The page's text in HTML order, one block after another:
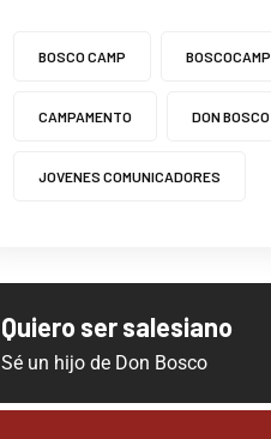
BOSCO CAMP BOSCOCAMP
CAMPAMENTO DON BOSCO
JOVENES COMUNICADORES
Quiero ser salesiano
Sé un hijo de Don Bosco